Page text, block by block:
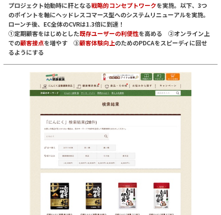
プロジェクト始動時に肝となる戦略的コンセプトワークを実施。以下、3つ
のポイントを軸にヘッドレスコマース型へのシステムリニューアルを実施。
ローンチ後、EC全体のCVRは1.3倍に到達！
①定期顧客をはじめとした既存ユーザーの利便性を高める ②オンライン上
での顧客接点を増やす ③顧客体験向上のためのPDCAをスピーディに回せ
るようにする